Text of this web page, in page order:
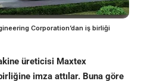
Corporation’dan iş birliği
üreticisi Maxtex
imza attılar. Buna göre